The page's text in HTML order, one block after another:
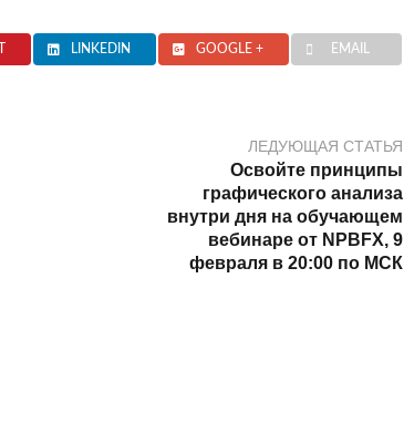
LINKEDIN GOOGLE + EMAIL
ЛЕДУЮЩАЯ СТАТЬЯ
Освойте принципы
графического анализа
внутри дня на обучающем
вебинаре от NPBFX, 9
февраля в 20:00 по МСК